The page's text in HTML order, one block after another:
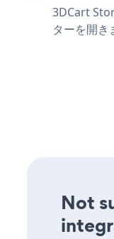
3DCart
ターを開き
Not